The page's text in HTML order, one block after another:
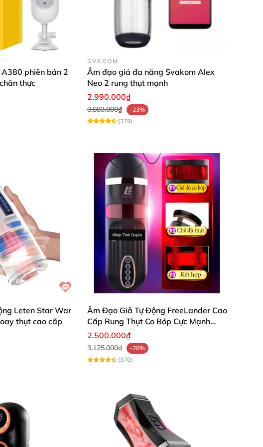
hệ mới vào bộ sưu tập của mình, Fleshlight Quiver
tạo để làm hài lòng bạn.
phiên bản 2
thực
SVAKOM
Âm đạo giả đa năng Svakom Alex
Neo 2 rung thụt mạnh
2.990.000₫
3.883.000₫
-23%
(379)
Leten Star War
thụt cao cấp
Âm Đạo Giả Tự Động FreeLander Cao
Cấp Rung Thụt Co Bóp Cực Mạnh
Nhật Bản
2.500.000₫
3.125.000₫
-20%
(370)